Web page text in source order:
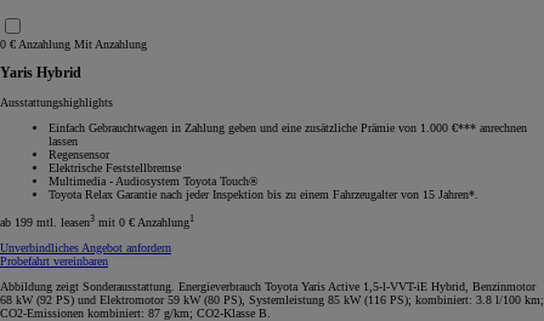
0 € Anzahlung Mit Anzahlung
Yaris Hybrid
Ausstattungshighlights
Einfach Gebrauchtwagen in Zahlung geben und eine zusätzliche Prämie von 1.000 €*** anrechnen
lassen
Regensensor
Elektrische Feststellbremse
Multimedia - Audiosystem Toyota Touch®
Toyota Relax Garantie nach jeder Inspektion bis zu einem Fahrzeugalter von 15 Jahren*.
ab 199 mtl. leasen3 mit 0 € Anzahlung1
Unverbindliches Angebot anfordern
Probefahrt vereinbaren
Abbildung zeigt Sonderausstattung. Energieverbrauch Toyota Yaris Active 1,5-l-VVT-iE Hybrid, Benzinmotor
68 kW (92 PS) und Elektromotor 59 kW (80 PS), Systemleistung 85 kW (116 PS); kombiniert: 3.8 l/100 km;
CO2-Emissionen kombiniert: 87 g/km; CO2-Klasse B.